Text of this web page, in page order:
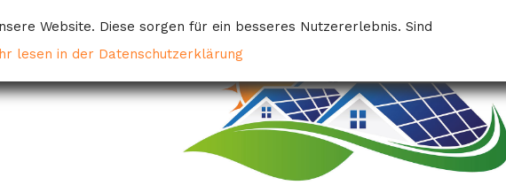
Website. Diese sorgen für ein besseres Nutzererlebnis. Sind
lesen in der Datenschutzerklärung